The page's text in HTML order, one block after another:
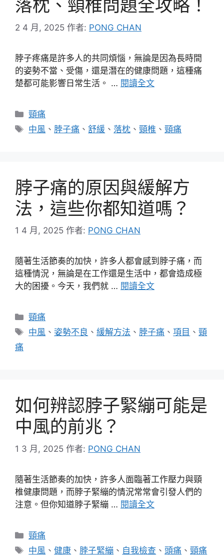
落枕、頸椎問題全攻略！
2 4 月, 2025 作者: PONG CHAN
脖子疼痛是許多人的共同煩惱，無論是因為長時間
的姿勢不當、受傷，還是潛在的健康問題，這種痛
楚都可能影響日常生活。 … 閱讀全文
分
類
頸痛
標
中風 、 脖子痛 、舒緩 、 落枕 、頸椎 、頸痛
脖子痛的原因與緩解方
法，這些你都知道嗎？
1 4 月, 2025 作者: PONG CHAN
隨著生活節奏的加快，許多人都會感到脖子痛，而
這種情況，無論是在工作還是生活中，都會造成極
大的困擾。今天，我們就 … 閱讀全文
分
類
頸痛
標
中風 、姿勢不良 、緩解方法 、 脖子痛 、項目 、頸
痛
如何辨認脖子緊繃可能是
中風的前兆？
1 3 月, 2025 作者: PONG CHAN
隨著生活節奏的加快，許多人面臨著工作壓力與頸
椎健康問題，而脖子緊繃的情況常常會引發人們的
注意。但你知道脖子緊繃 … 閱讀全文
分
類
頸痛
標
中風 、健康 、 脖子緊繃 、 自我檢查 、頭痛 、頸痛